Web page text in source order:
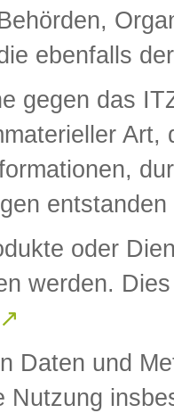
ebenfalls
gegen das
oder
werden.
↗
Daten und
Nutzung